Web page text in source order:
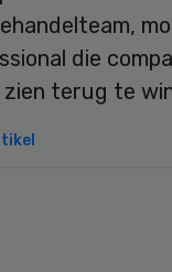
die
terug te